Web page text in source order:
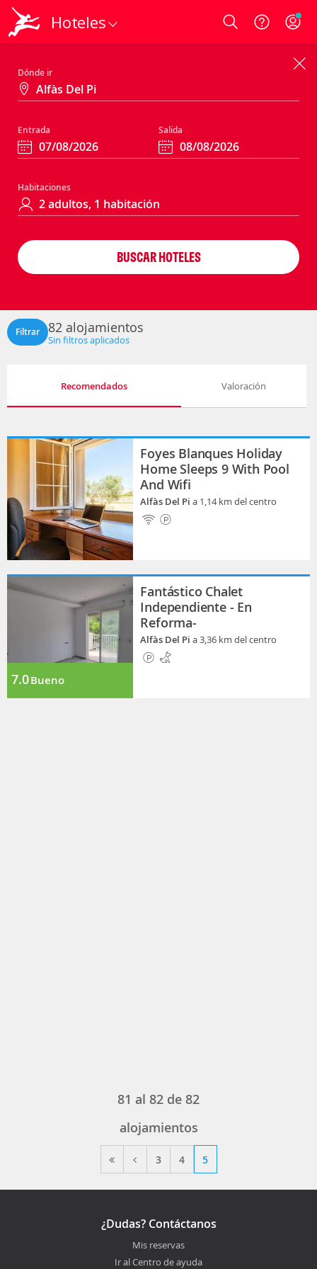
Hoteles Login
Dónde ir
Entrada Salida
Habitaciones
BUSCAR HOTELES
Filtrar 82 alojamientos
Sin filtros aplicados
Recomendados Valoración
Foyes Blanques Holiday
Home Sleeps 9 With Pool
And Wifi
Alfàs Del Pia 1,14 km del centro
7.0Bueno
Fantástico Chalet
Independiente - En
Reforma-
Alfàs Del Pia 3,36 km del centro
81 al 82 de 82
alojamientos
3 4 5
¿Dudas? Contáctanos
Mis reservas
Ir al Centro de ayuda